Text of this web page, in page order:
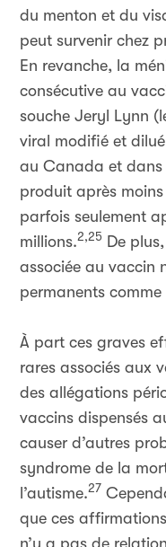
du menton et du
peut survenir chez
En revanche, la
consécutive au
souche Jeryl Lynn
viral modifié et
au Canada et dans
produit après
parfois seulement
millions.2,25 De
associée au vaccin
permanents
À part ces graves
rares associés aux
des allégations
vaccins dispensés
causer d’autres
syndrome de la
l’autisme.27
que ces
n’y a pas de